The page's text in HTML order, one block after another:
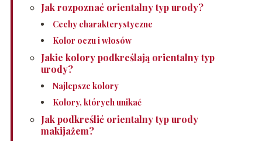
Jak rozpoznać orientalny typ urody?
Cechy charakterystyczne
Kolor oczu i włosów
Jakie kolory podkreślają orientalny typ
urody?
Najlepsze kolory
Kolory, których unikać
Jak podkreślić orientalny typ urody
makijażem?